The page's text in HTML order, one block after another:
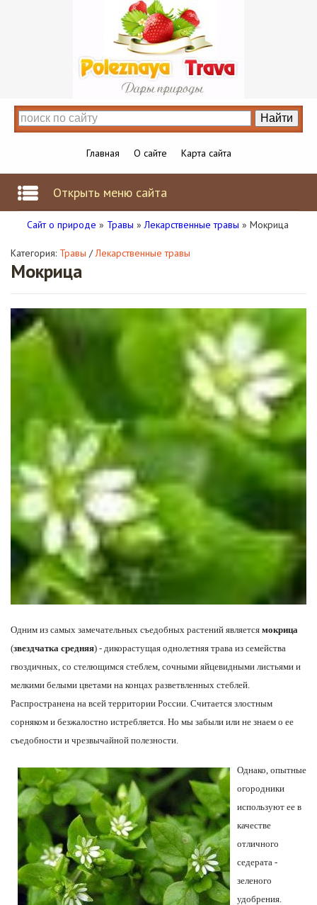
Главная О сайте Карта сайта
Открыть меню сайта
Сайт о природе » Травы »Лекарственные травы » Мокрица
Категория: Травы /Лекарственные травы
Мокрица
Одним из самых замечательных съедобных растений является мокрица
(звездчатка средняя) - дикорастущая однолетняя трава из семейства
гвоздичных, со стелющимся стеблем, сочными яйцевидными листьями и
мелкими белыми цветами на концах разветвленных стеблей.
Распространена на всей территории России. Считается злостным
сорняком и безжалостно истребляется. Но мы забыли или не знаем о ее
съедобности и чрезвычайной полезности.
Однако, опытные
огородники
используют ее в
качестве
отличного
седерата -
зеленого
удобрения.